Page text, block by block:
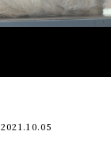
2021.10.05